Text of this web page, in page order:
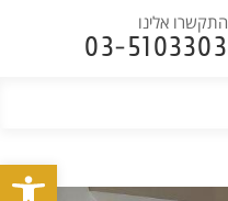
פתח
התקשרו אלינו
03-5103303